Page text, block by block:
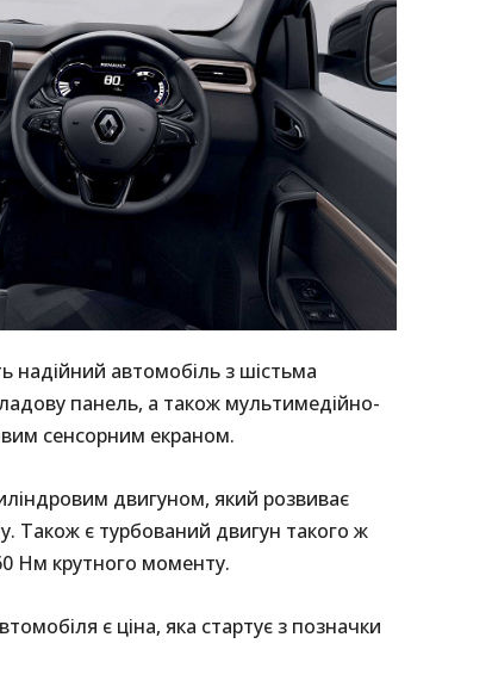
надійний автомобіль з шістьма
панель, а також мультимедійно-
сенсорним екраном.
двигуном, який розвиває
Також є турбований двигун такого ж
Нм крутного моменту.
є ціна, яка стартує з позначки